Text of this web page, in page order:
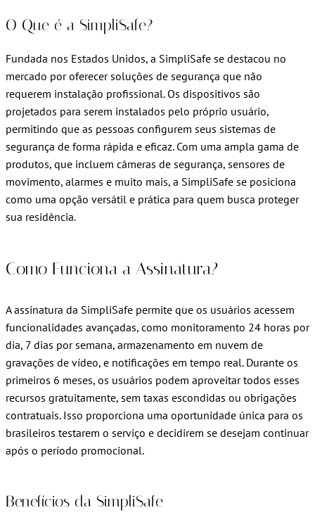
O Que é a SimpliSafe?
Fundada nos Estados Unidos, a SimpliSafe se destacou no
mercado por oferecer soluções de segurança que não
requerem instalação profissional. Os dispositivos são
projetados para serem instalados pelo próprio usuário,
permitindo que as pessoas configurem seus sistemas de
segurança de forma rápida e eficaz. Com uma ampla gama de
produtos, que incluem câmeras de segurança, sensores de
movimento, alarmes e muito mais, a SimpliSafe se posiciona
como uma opção versátil e prática para quem busca proteger
sua residência.
Como Funciona a Assinatura?
A assinatura da SimpliSafe permite que os usuários acessem
funcionalidades avançadas, como monitoramento 24 horas por
dia, 7 dias por semana, armazenamento em nuvem de
gravações de vídeo, e notificações em tempo real. Durante os
primeiros 6 meses, os usuários podem aproveitar todos esses
recursos gratuitamente, sem taxas escondidas ou obrigações
contratuais. Isso proporciona uma oportunidade única para os
brasileiros testarem o serviço e decidirem se desejam continuar
após o período promocional.
Benefícios da SimpliSafe